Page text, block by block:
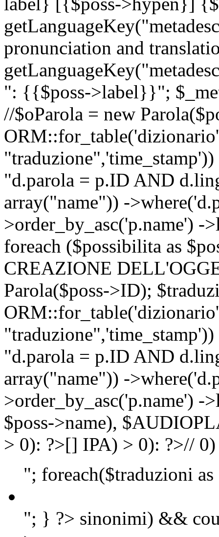
pronunciation and
": {{$poss->label}}";
//$oParola = new
"d.parola = p.ID AND
array("name")) -
>order_by_asc('p.name')
foreach ($possibilita as
CREAZIONE
Parola($poss->ID);
"d.parola = p.ID AND
array("name")) -
>order_by_asc('p.name')
$poss->name),
> 0): ?>[] IPA) > 0): ?>//
"; foreach($traduzioni
"; } ?> sinonimi) &&